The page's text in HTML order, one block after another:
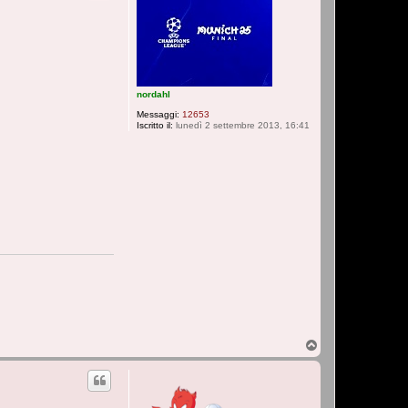
nordahl
Messaggi: 12653
Iscritto il: lunedì 2 settembre 2013, 16:41
o
p